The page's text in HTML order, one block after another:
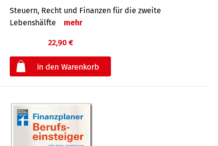
Steuern, Recht und Finanzen für die zweite
Lebenshälfte
mehr
22,90 €